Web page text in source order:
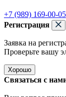
+7 (989) 169-00-05
Регистрация
Заявка на
Проверьте вашу
Хорошо
Связаться с